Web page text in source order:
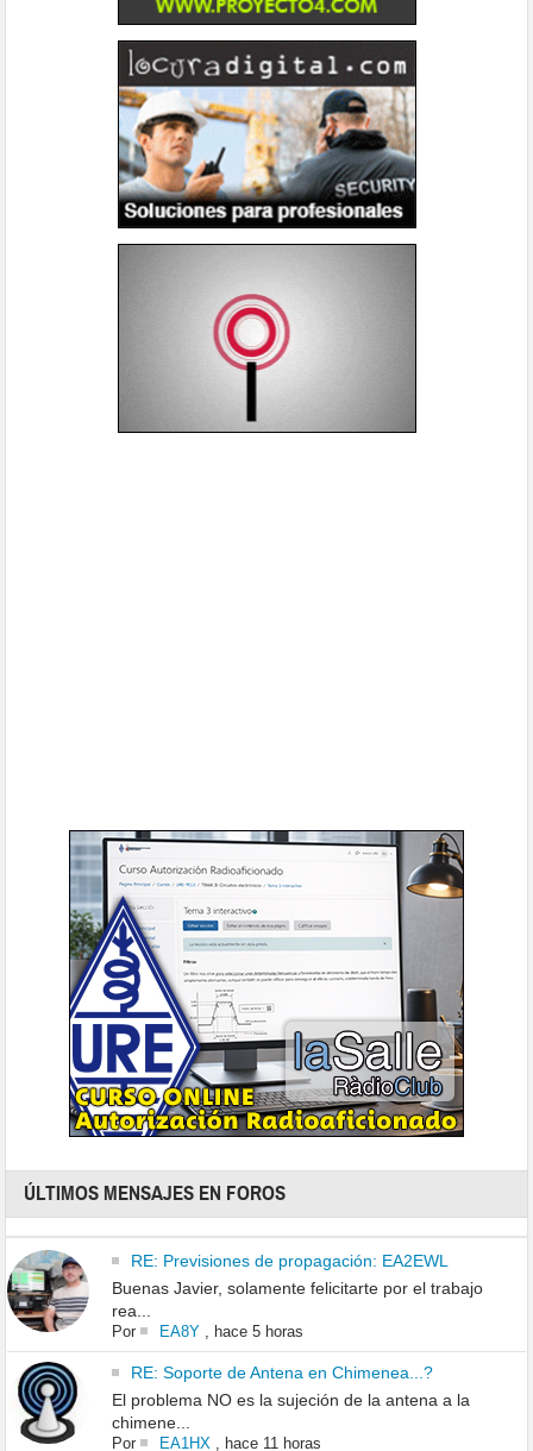
ÚLTIMOS MENSAJES EN FOROS
RE: Previsiones de propagación: EA2EWL
Buenas Javier, solamente felicitarte por el trabajo
rea...
Por EA8Y, hace 5 horas
RE: Soporte de Antena en Chimenea...?
El problema NO es la sujeción de la antena a la
chimene...
Por EA1HX hace 11 horas